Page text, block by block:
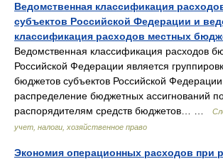
Ведомственная классификация
субъектов Российской Федерации и
классификация расходов местных
Ведомственная классификация расходов
Российской Федерации является
бюджетов субъектов Российской
распределение бюджетных ассигнований
распорядителям средств бюджетов… …
учет, налоги, хозяйственное право
Экономия операционных расходов при